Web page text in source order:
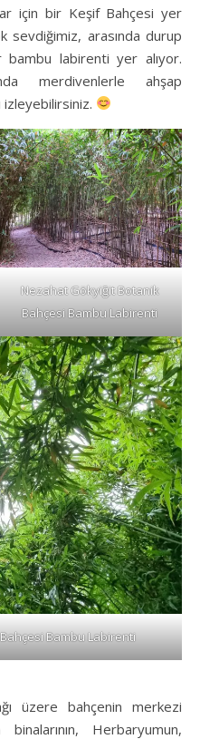
için bir Keşif Bahçesi yer
sevdiğimiz, arasında durup
bambu labirenti yer alıyor.
merdivenlerle ahşap
izleyebilirsiniz.
Nezahat Gökyiğit Botanik
Bahçesi Bambu Labirenti
Bambu Labirenti
üzere bahçenin merkezi
Herbaryumun,